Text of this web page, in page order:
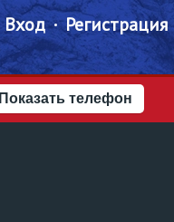
Вход Регистрация
Показать телефон